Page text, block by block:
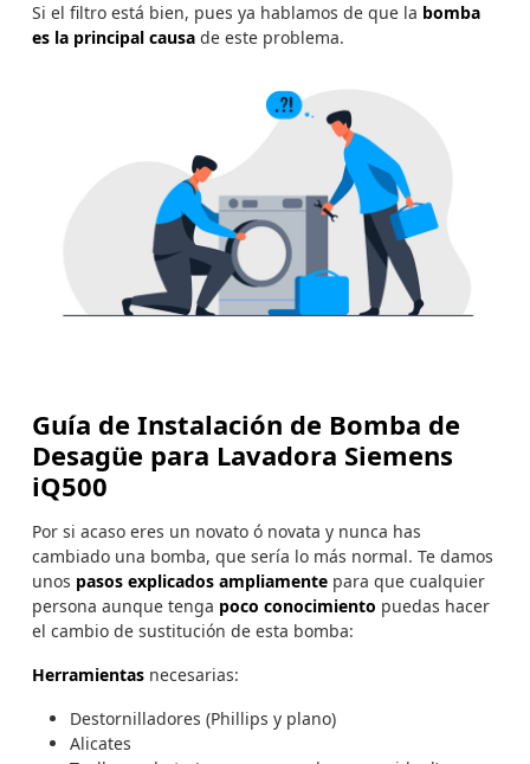
Si el filtro está bien, pues ya hablamos de que la bomba
es la principal causa de este problema.
Guía de Instalación de Bomba de
Desagüe para Lavadora Siemens
iQ500
Por si acaso eres un novato ó novata y nunca has
cambiado una bomba, que sería lo más normal. Te damos
unos pasos explicados ampliamente para que cualquier
persona aunque tenga poco conocimiento puedas hacer
el cambio de sustitución de esta bomba:
Herramientas necesarias:
Destornilladores (Phillips y plano)
Alicates